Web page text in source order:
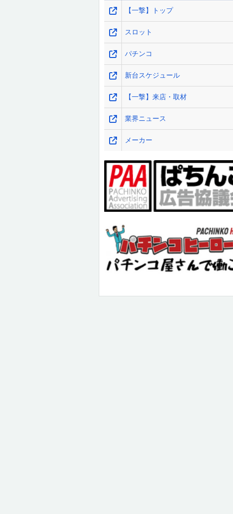
【一撃】トップ
スロット
パチンコ
新台スケジュール
【一撃】来店・取材
業界ニュース
メーカー